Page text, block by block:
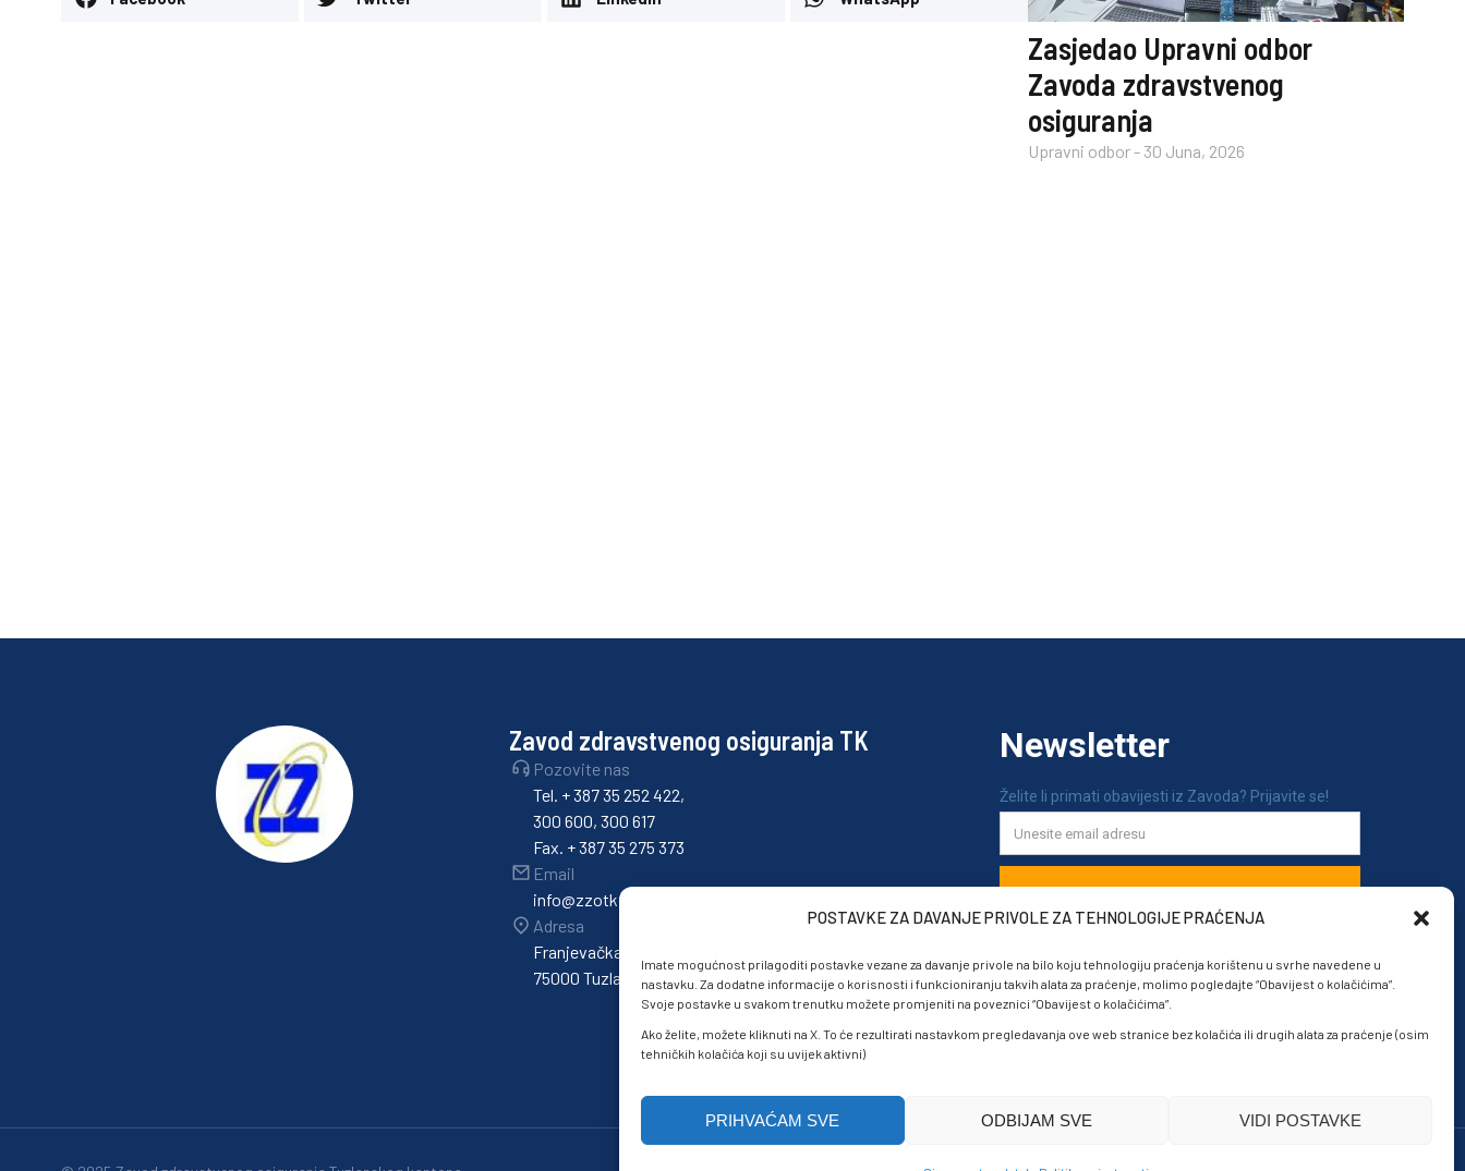
POSTAVKE ZA DAVANJE PRIVOLE ZA TEHNOLOGIJE PRAĆENJA
Imate mogućnost prilagoditi postavke vezane za davanje privole na bilo koju tehnologiju praćenja korištenu u svrhe navedene u
nastavku. Za dodatne informacije o korisnosti i funkcioniranju takvih alata za praćenje, molimo pogledajte “Obavijest o kolačićima”.
Svoje postavke u svakom trenutku možete promjeniti na poveznici “Obavijest o kolačićima”.
Ako želite, možete kliknuti na X. To će rezultirati nastavkom pregledavanja ove web stranice bez kolačića ili drugih alata za praćenje (osim
tehničkih kolačića koji su uvijek aktivni)
PRIHVAĆAM SVE ODBIJAM SVE VIDI POSTAVKE
usmenog ispita po Javnom
Zasjedao Upravni odbor
Zavoda zdravstvenog
osiguranja
Upravni odbor- 30 Juna, 2026
Zavod zdravstvenog osiguranja TK
Pozovite nas
Tel. + 387 35 252 422,
300 600, 300 617
Fax. + 387 35 275 373
Email
info@zzotk.ba
Adresa
Franjevačka 36,
75000 Tuzla